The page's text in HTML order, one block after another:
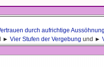
durch aufrichtige
►Vier Stufen der Vergebung und ►